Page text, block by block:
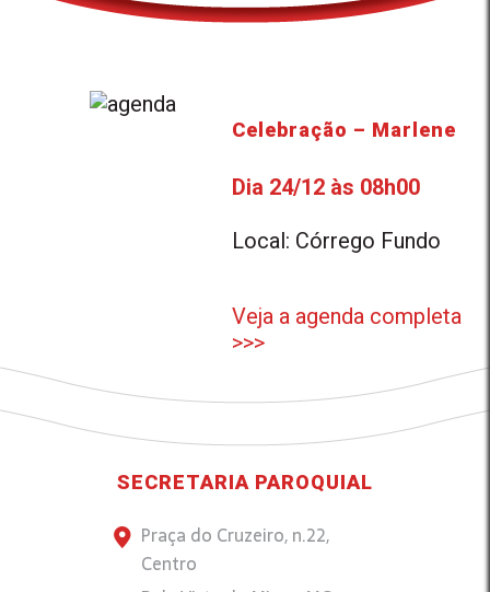
Celebração – Marlene
Dia 24/12 às 08h00
Local: Córrego Fundo
Veja a agenda completa
>>>
SECRETARIA PAROQUIAL
Praça do Cruzeiro, n.22,
Centro